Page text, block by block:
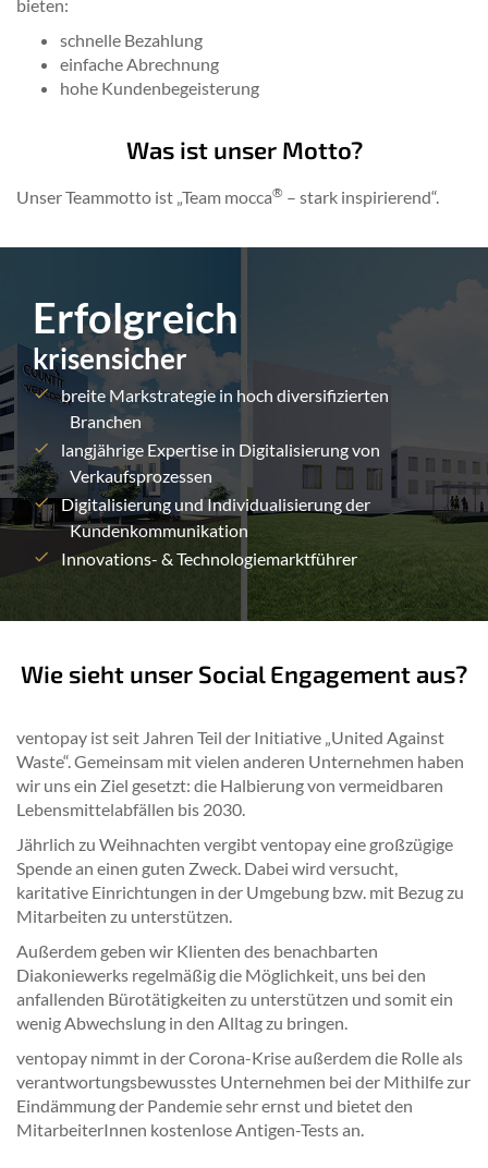
bieten:
schnelle Bezahlung
einfache Abrechnung
hohe Kundenbegeisterung
Was ist unser Motto?
Unser Teammotto ist „Team mocca® – stark inspirierend“.
Erfolgreich
krisensicher
breite Markstrategie in hoch diversifizierten
Branchen
langjährige Expertise in Digitalisierung von
Verkaufsprozessen
Digitalisierung und Individualisierung der
Kundenkommunikation
Innovations- & Technologiemarktführer
Wie sieht unser Social Engagement aus?
ventopay ist seit Jahren Teil der Initiative „United Against
Waste“. Gemeinsam mit vielen anderen Unternehmen haben
wir uns ein Ziel gesetzt: die Halbierung von vermeidbaren
Lebensmittelabfällen bis 2030.
Jährlich zu Weihnachten vergibt ventopay eine großzügige
Spende an einen guten Zweck. Dabei wird versucht,
karitative Einrichtungen in der Umgebung bzw. mit Bezug zu
Mitarbeiten zu unterstützen.
Außerdem geben wir Klienten des benachbarten
Diakoniewerks regelmäßig die Möglichkeit, uns bei den
anfallenden Bürotätigkeiten zu unterstützen und somit ein
wenig Abwechslung in den Alltag zu bringen.
ventopay nimmt in der Corona-Krise außerdem die Rolle als
verantwortungsbewusstes Unternehmen bei der Mithilfe zur
Eindämmung der Pandemie sehr ernst und bietet den
MitarbeiterInnen kostenlose Antigen-Tests an.